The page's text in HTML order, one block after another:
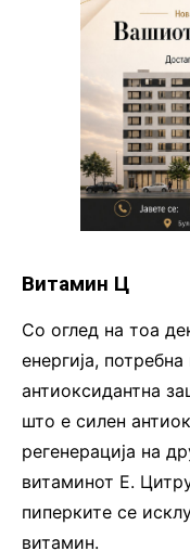
Витамин Ц
Со оглед на тоа
енергија,
антиоксидантна
што е силен
регенерација на
витаминот Е.
пиперките се
витамин.